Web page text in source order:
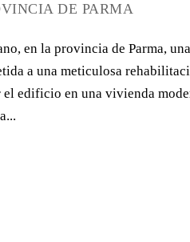
DE PARMA
en la provincia de Parma,
a una meticulosa
edificio en una vivienda